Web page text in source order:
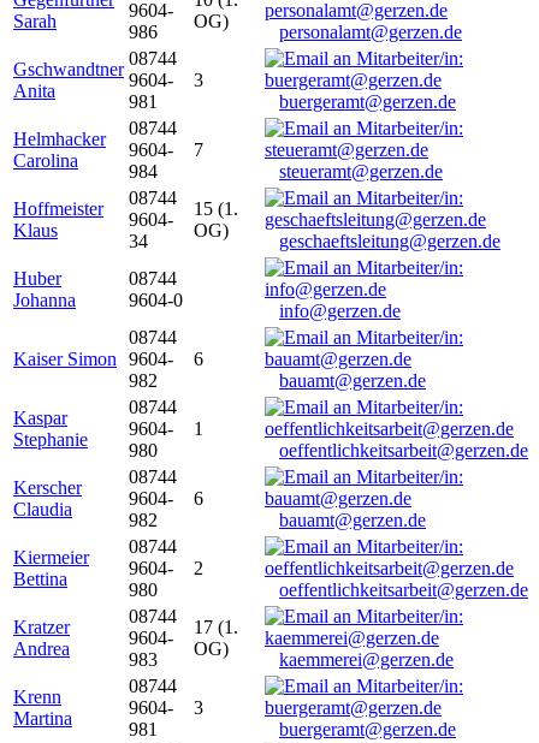
Sarah
9604-
986
OG)
personalamt@gerzen.de
Gschwandtner
Anita
08744
9604-
981
3
buergeramt@gerzen.de
Helmhacker
Carolina
08744
9604-
984
7
steueramt@gerzen.de
Hoffmeister
Klaus
08744
9604-
34
15 (1.
OG)
geschaeftsleitung@gerzen.de
Huber
Johanna
08744
9604-0
info@gerzen.de
Kaiser Simon
08744
9604-
982
6
bauamt@gerzen.de
Kaspar
Stephanie
08744
9604-
980
1
oeffentlichkeitsarbeit@gerzen.de
Kerscher
Claudia
08744
9604-
982
6
bauamt@gerzen.de
Kiermeier
Bettina
08744
9604-
980
2
oeffentlichkeitsarbeit@gerzen.de
Kratzer
Andrea
08744
9604-
983
17 (1.
OG)
kaemmerei@gerzen.de
Krenn
Martina
08744
9604-
981
3
buergeramt@gerzen.de